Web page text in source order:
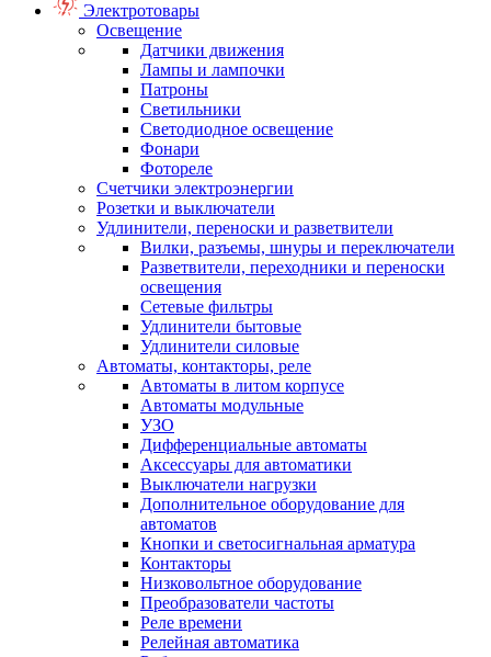
Электротовары
Освещение
Датчики движения
Лампы и лампочки
Патроны
Светильники
Светодиодное освещение
Фонари
Фотореле
Счетчики электроэнергии
Розетки и выключатели
Удлинители, переноски и разветвители
Вилки, разъемы, шнуры и переключатели
Разветвители, переходники и переноски
освещения
Сетевые фильтры
Удлинители бытовые
Удлинители силовые
Автоматы, контакторы, реле
Автоматы в литом корпусе
Автоматы модульные
УЗО
Дифференциальные автоматы
Аксессуары для автоматики
Выключатели нагрузки
Дополнительное оборудование для
автоматов
Кнопки и светосигнальная арматура
Контакторы
Низковольтное оборудование
Преобразователи частоты
Реле времени
Релейная автоматика